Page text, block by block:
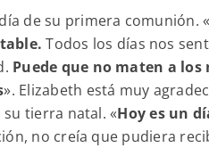
de su primera comunión. «
Todos los días nos
Puede que no maten a
». Elizabeth está muy
tierra natal. «Hoy es un
no creía que pudiera